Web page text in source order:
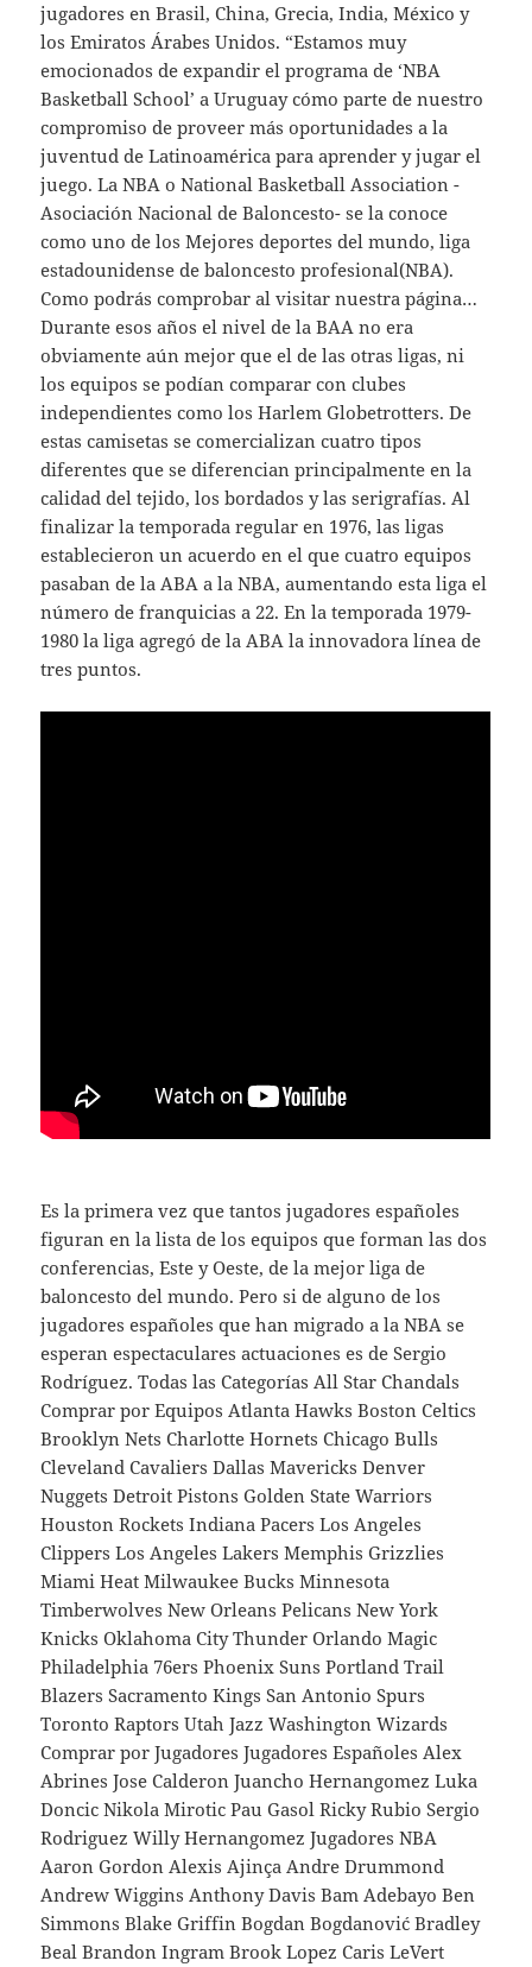
jugadores en Brasil, China, Grecia, India, México y
los Emiratos Árabes Unidos. “Estamos muy
emocionados de expandir el programa de ‘NBA
Basketball School’ a Uruguay cómo parte de nuestro
compromiso de proveer más oportunidades a la
juventud de Latinoamérica para aprender y jugar el
juego. La NBA o National Basketball Association -
Asociación Nacional de Baloncesto- se la conoce
como uno de los Mejores deportes del mundo, liga
estadounidense de baloncesto profesional(NBA).
Como podrás comprobar al visitar nuestra página…
Durante esos años el nivel de la BAA no era
obviamente aún mejor que el de las otras ligas, ni
los equipos se podían comparar con clubes
independientes como los Harlem Globetrotters. De
estas camisetas se comercializan cuatro tipos
diferentes que se diferencian principalmente en la
calidad del tejido, los bordados y las serigrafías. Al
finalizar la temporada regular en 1976, las ligas
establecieron un acuerdo en el que cuatro equipos
pasaban de la ABA a la NBA, aumentando esta liga el
número de franquicias a 22. En la temporada 1979-
1980 la liga agregó de la ABA la innovadora línea de
tres puntos.
Es la primera vez que tantos jugadores españoles
figuran en la lista de los equipos que forman las dos
conferencias, Este y Oeste, de la mejor liga de
baloncesto del mundo. Pero si de alguno de los
jugadores españoles que han migrado a la NBA se
esperan espectaculares actuaciones es de Sergio
Rodríguez. Todas las Categorías All Star Chandals
Comprar por Equipos Atlanta Hawks Boston Celtics
Brooklyn Nets Charlotte Hornets Chicago Bulls
Cleveland Cavaliers Dallas Mavericks Denver
Nuggets Detroit Pistons Golden State Warriors
Houston Rockets Indiana Pacers Los Angeles
Clippers Los Angeles Lakers Memphis Grizzlies
Miami Heat Milwaukee Bucks Minnesota
Timberwolves New Orleans Pelicans New York
Knicks Oklahoma City Thunder Orlando Magic
Philadelphia 76ers Phoenix Suns Portland Trail
Blazers Sacramento Kings San Antonio Spurs
Toronto Raptors Utah Jazz Washington Wizards
Comprar por Jugadores Jugadores Españoles Alex
Abrines Jose Calderon Juancho Hernangomez Luka
Doncic Nikola Mirotic Pau Gasol Ricky Rubio Sergio
Rodriguez Willy Hernangomez Jugadores NBA
Aaron Gordon Alexis Ajinça Andre Drummond
Andrew Wiggins Anthony Davis Bam Adebayo Ben
Simmons Blake Griffin Bogdan Bogdanović Bradley
Beal Brandon Ingram Brook Lopez Caris LeVert